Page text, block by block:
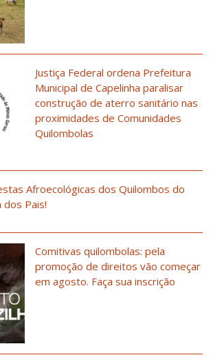
Justiça Federal ordena Prefeitura
Municipal de Capelinha paralisar
construção de aterro sanitário nas
proximidades de Comunidades
Quilombolas
Afroecológicas dos Quilombos do
dos Pais!
Comitivas quilombolas: pela
promoção de direitos vão começar
em agosto. Faça sua inscrição